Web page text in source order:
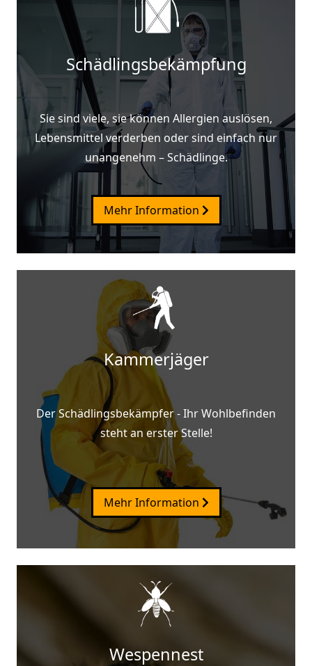
Schädlingsbekämpfung
Sie sind viele, sie können Allergien auslösen,
Lebensmittel verderben oder sind einfach nur
unangenehm – Schädlinge.
Mehr Information
Kammerjäger
Der Schädlingsbekämpfer - Ihr Wohlbefinden
steht an erster Stelle!
Mehr Information
Wespennest